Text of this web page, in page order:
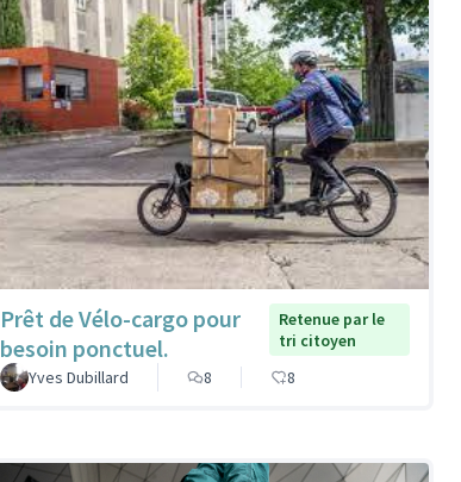
Prêt de Vélo-cargo pour
besoin ponctuel.
Retenue par le
tri citoyen
Yves Dubillard
8 8